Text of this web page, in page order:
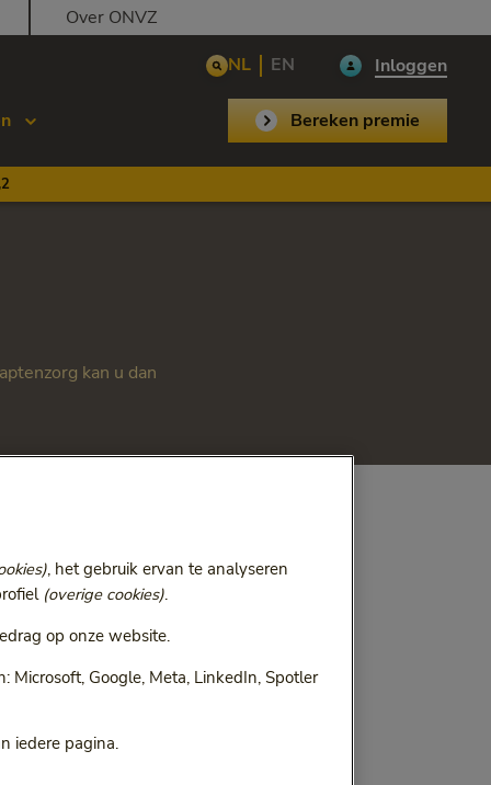
Over ONVZ
NL EN Inloggen
Bereken premie
kan u dan
, het gebruik ervan te analyseren
(overige cookies).
op onze website.
Google, Meta, LinkedIn, Spotler
iedere pagina.